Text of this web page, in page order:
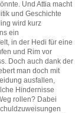
Und Attia macht
und Geschichte
wird kurz
ein
in der Hedi für eine
und Rim vor
Doch auch dank der
man doch mit
ausfallen,
Hindernisse
rollen? Dabei